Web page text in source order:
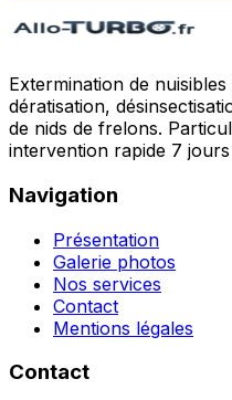
Extermination de
dératisation,
de nids de frelons.
intervention rapide 7
Navigation
Présentation
Galerie photos
Nos services
Contact
Mentions légales
Contact